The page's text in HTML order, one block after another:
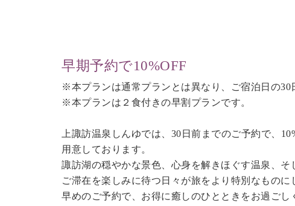
早期予約で10%OFF
※本プランは通常プランとは異なり、ご宿泊日の30
※本プランは２食付きの早割プランです。
上諏訪温泉しんゆでは、30日前までのご予約で、
用意しております。
諏訪湖の穏やかな景色、心身を解きほぐす温泉、そ
ご滞在を楽しみに待つ日々が旅をより特別なものに
早めのご予約で、お得に癒しのひとときをお過ごし